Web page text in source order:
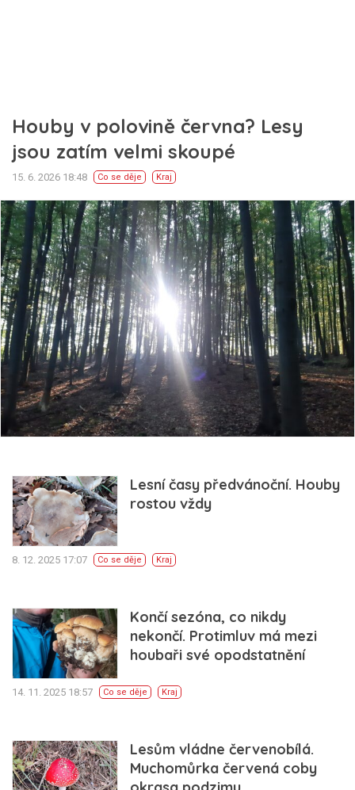
Houby v polovině června? Lesy
jsou zatím velmi skoupé
15. 6. 2026 18:48 Co se děje Kraj
Lesní časy předvánoční. Houby
rostou vždy
8. 12. 2025 17:07 Co se děje Kraj
Končí sezóna, co nikdy
nekončí. Protimluv má mezi
houbaři své opodstatnění
14. 11. 2025 18:57 Co se děje Kraj
Lesům vládne červenobílá.
Muchomůrka červená coby